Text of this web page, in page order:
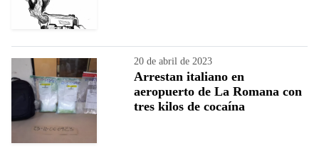
20 de abril de 2023
Arrestan italiano en
aeropuerto de La Romana con
tres kilos de cocaína